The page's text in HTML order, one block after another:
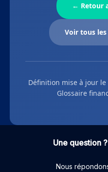
← Retour
Voir tous
Définition mise à jour le
Glossaire
Une question
Nous